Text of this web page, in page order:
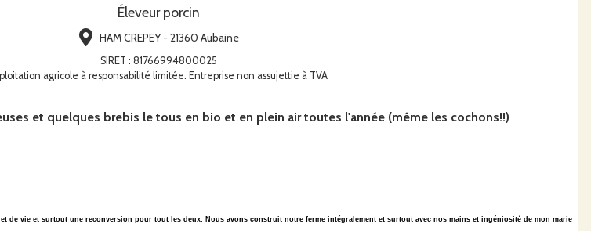
Éleveur porcin
HAM CREPEY - 21360 Aubaine
SIRET : 81766994800025
agricole à responsabilité limitée. Entreprise non assujettie à TVA
et quelques brebis le tous en bio et en plein air toutes l'année (même les cochons!!)
de vie et surtout une reconversion pour tout les deux. Nous avons construit notre ferme intégralement et surtout avec nos mains et ingéniosité de mon marie